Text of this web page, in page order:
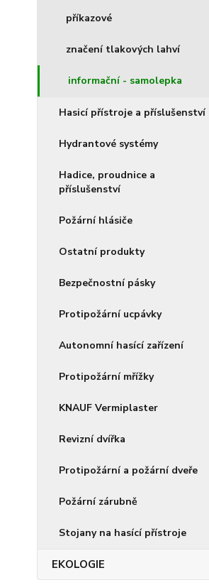
příkazové
značení tlakových lahví
informační - samolepka
Hasicí přístroje a příslušenství
Hydrantové systémy
Hadice, proudnice a
příslušenství
Požární hlásiče
Ostatní produkty
Bezpečnostní pásky
Protipožární ucpávky
Autonomní hasící zařízení
Protipožární mřížky
KNAUF Vermiplaster
Revizní dvířka
Protipožární a požární dveře
Požární zárubně
Stojany na hasící přístroje
EKOLOGIE